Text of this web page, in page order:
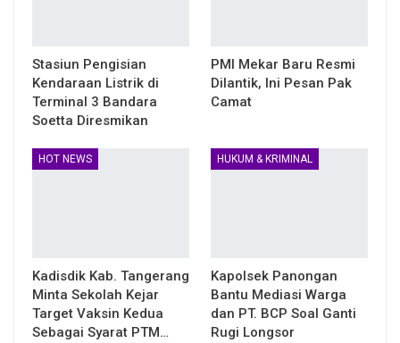
Stasiun Pengisian
Kendaraan Listrik di
Terminal 3 Bandara
Soetta Diresmikan
PMI Mekar Baru Resmi
Dilantik, Ini Pesan Pak
Camat
HOT NEWS
Kadisdik Kab. Tangerang
Minta Sekolah Kejar
Target Vaksin Kedua
Sebagai Syarat PTM…
HUKUM & KRIMINAL
Kapolsek Panongan
Bantu Mediasi Warga
dan PT. BCP Soal Ganti
Rugi Longsor